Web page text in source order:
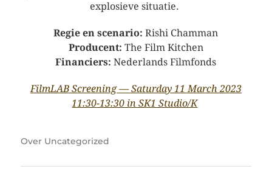
explosieve situatie.
Regie en scenario: Rishi Chamman
Producent: The Film Kitchen
Financiers: Nederlands Filmfonds
FilmLAB Screening — Saturday 11 March 2023
11:30-13:30 in SK1 Studio/K
Over Uncategorized